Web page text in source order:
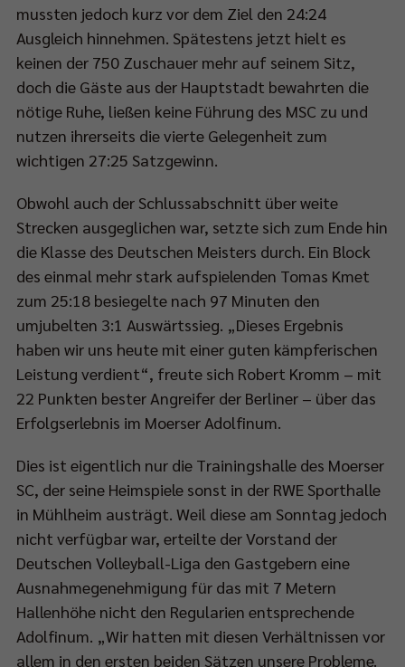
mussten jedoch kurz vor dem Ziel den 24:24
Ausgleich hinnehmen. Spätestens jetzt hielt es
keinen der 750 Zuschauer mehr auf seinem Sitz,
doch die Gäste aus der Hauptstadt bewahrten die
nötige Ruhe, ließen keine Führung des MSC zu und
nutzen ihrerseits die vierte Gelegenheit zum
wichtigen 27:25 Satzgewinn.
Obwohl auch der Schlussabschnitt über weite
Strecken ausgeglichen war, setzte sich zum Ende hin
die Klasse des Deutschen Meisters durch. Ein Block
des einmal mehr stark aufspielenden Tomas Kmet
zum 25:18 besiegelte nach 97 Minuten den
umjubelten 3:1 Auswärtssieg. „Dieses Ergebnis
haben wir uns heute mit einer guten kämpferischen
Leistung verdient“, freute sich Robert Kromm – mit
22 Punkten bester Angreifer der Berliner – über das
Erfolgserlebnis im Moerser Adolfinum.
Dies ist eigentlich nur die Trainingshalle des Moerser
SC, der seine Heimspiele sonst in der RWE Sporthalle
in Mühlheim austrägt. Weil diese am Sonntag jedoch
nicht verfügbar war, erteilte der Vorstand der
Deutschen Volleyball-Liga den Gastgebern eine
Ausnahmegenehmigung für das mit 7 Metern
Hallenhöhe nicht den Regularien entsprechende
Adolfinum. „Wir hatten mit diesen Verhältnissen vor
allem in den ersten beiden Sätzen unsere Probleme.
Impressum |Datenschutzerklärung